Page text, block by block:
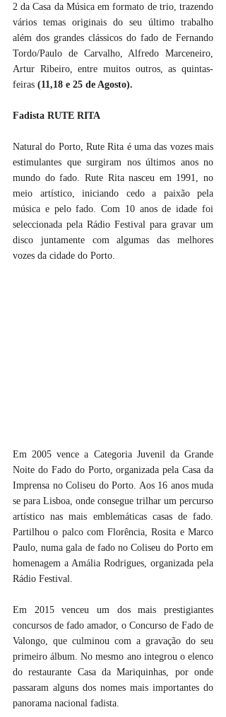
2 da Casa da Música em formato de trio, trazendo
vários temas originais do seu último trabalho
além dos grandes clássicos do fado de Fernando
Tordo/Paulo de Carvalho, Alfredo Marceneiro,
Artur Ribeiro, entre muitos outros, as quintas-
feiras (11,18 e 25 de Agosto).
Fadista RUTE RITA
Natural do Porto, Rute Rita é uma das vozes mais
estimulantes que surgiram nos últimos anos no
mundo do fado. Rute Rita nasceu em 1991, no
meio artístico, iniciando cedo a paixão pela
música e pelo fado. Com 10 anos de idade foi
seleccionada pela Rádio Festival para gravar um
disco juntamente com algumas das melhores
vozes da cidade do Porto.
Em 2005 vence a Categoria Juvenil da Grande
Noite do Fado do Porto, organizada pela Casa da
Imprensa no Coliseu do Porto. Aos 16 anos muda
se para Lisboa, onde consegue trilhar um percurso
artístico nas mais emblemáticas casas de fado.
Partilhou o palco com Florência, Rosita e Marco
Paulo, numa gala de fado no Coliseu do Porto em
homenagem a Amália Rodrigues, organizada pela
Rádio Festival.
Em 2015 venceu um dos mais prestigiantes
concursos de fado amador, o Concurso de Fado de
Valongo, que culminou com a gravação do seu
primeiro álbum. No mesmo ano integrou o elenco
do restaurante Casa da Mariquinhas, por onde
passaram alguns dos nomes mais importantes do
panorama nacional fadista.